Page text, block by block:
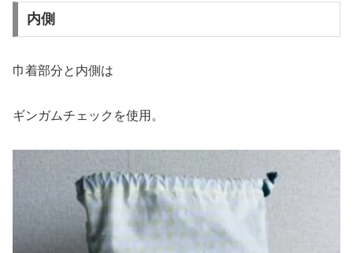
内側
巾着部分と内側は
ギンガムチェックを使用。